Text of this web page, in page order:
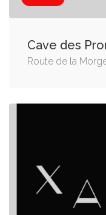
Cave des
Route de la